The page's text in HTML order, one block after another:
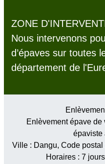
ZONE
Nous intervenons
d’épaves sur toutes
département de
Enlèvement épave de
épaviste
Ville : Dangu, Code postal
Horaires : 7